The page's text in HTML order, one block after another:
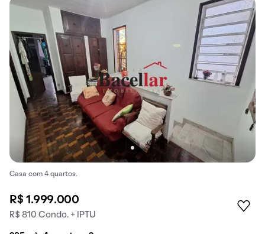
Casa com 4 quartos.
R$ 1.999.000
R$ 810 Condo. + IPTU